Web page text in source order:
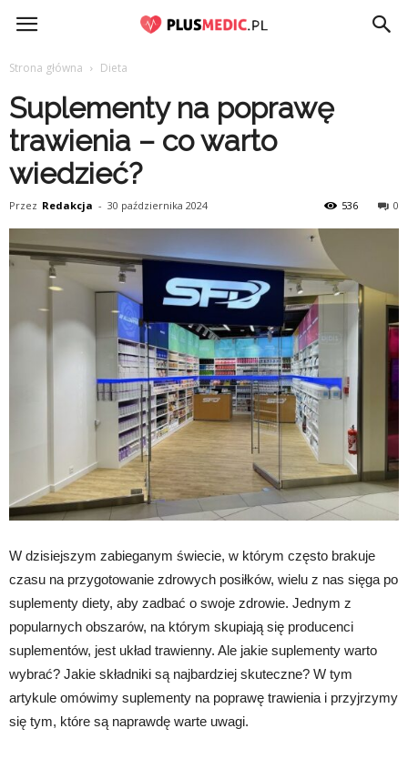
PlusMedic.pl
Strona główna Dieta
Suplementy na poprawę
trawienia – co warto
wiedzieć?
Przez Redakcja - 30 października 2024 0
536
W dzisiejszym zabieganym świecie, w którym często brakuje
czasu na przygotowanie zdrowych posiłków, wielu z nas sięga po
suplementy diety, aby zadbać o swoje zdrowie. Jednym z
popularnych obszarów, na którym skupiają się producenci
suplementów, jest układ trawienny. Ale jakie suplementy warto
wybrać? Jakie składniki są najbardziej skuteczne? W tym
artykule omówimy suplementy na poprawę trawienia i przyjrzymy
się tym, które są naprawdę warte uwagi.